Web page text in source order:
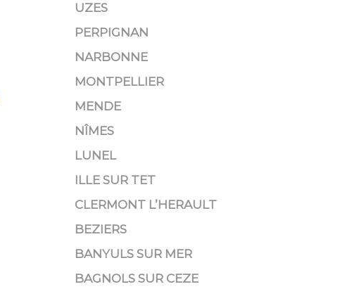
UZES
PERPIGNAN
NARBONNE
MONTPELLIER
MENDE
NÎMES
LUNEL
ILLE SUR TET
CLERMONT L’HERAULT
BEZIERS
BANYULS SUR MER
BAGNOLS SUR CEZE